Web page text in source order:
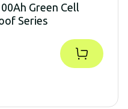
Green Cell
Series